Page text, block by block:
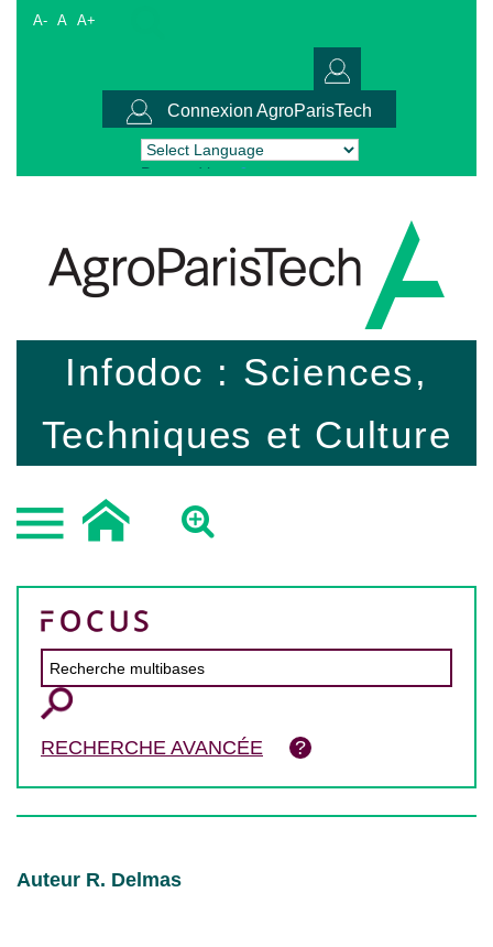
A- A A+
Connexion AgroParisTech
Powered by Translate
Infodoc : Sciences,
Techniques et Culture
RECHERCHE AVANCÉE
Auteur R. Delmas